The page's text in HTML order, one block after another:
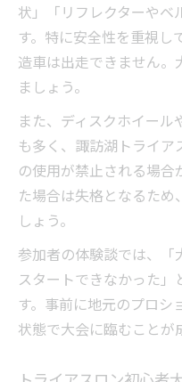
状」「リフレクターやベ
す。特に安全性を重視
造車は出走できません。
ましょう。
また、ディスクホイー
も多く、諏訪湖トライ
の使用が禁止される場合
た場合は失格となるた
しょう。
参加者の体験談では、「
スタートできなかった」
す。事前に地元のプロシ
状態で大会に臨むことが